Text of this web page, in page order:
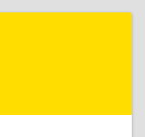
город Южно-